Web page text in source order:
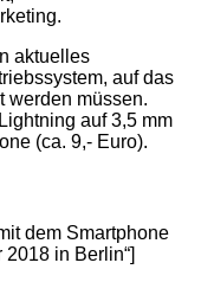
aktuelles
auf das
werden müssen.
auf 3,5 mm
(ca. 9,- Euro).
dem Smartphone
in Berlin“]